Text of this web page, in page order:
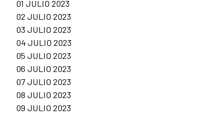
01 JULIO 2023
02 JULIO 2023
03 JULIO 2023
04 JULIO 2023
05 JULIO 2023
06 JULIO 2023
07 JULIO 2023
08 JULIO 2023
09 JULIO 2023